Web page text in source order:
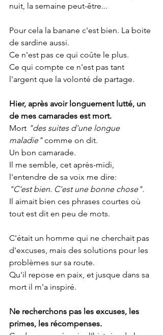
nuit, la semaine peut-être...
Pour cela la banane c'est bien. La boite
de sardine aussi.
Ce n'est pas ce qui coûte le plus.
Ce qui compte ce n'est pas tant
l'argent que la volonté de partage.
Hier, après avoir longuement lutté, un
de mes camarades est mort.
Mort "des suites d'une longue
maladie" comme on dit.
Un bon camarade.
Il me semble, cet après-midi,
l'entendre de sa voix me dire:
"C'est bien. C'est une bonne chose".
Il aimait bien ces phrases courtes où
tout est dit en peu de mots.
C'était un homme qui ne cherchait pas
d'excuses, mais des solutions pour les
problèmes sur sa route.
Qu'il repose en paix, et jusque dans sa
mort il m'a inspiré.
Ne recherchons pas les excuses, les
primes, les récompenses.